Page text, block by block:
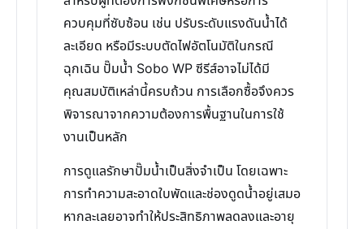
ควบคุมที่ซับซ้อน เช่น ปรับระดับแรงดันน้ำได้
ละเอียด หรือมีระบบตัดไฟอัตโนมัติในกรณี
ฉุกเฉิน ปั๊มน้ำ Sobo WP ซีรีส์อาจไม่ได้มี
คุณสมบัติเหล่านี้ครบถ้วน การเลือกซื้อจึงควร
พิจารณาจากความต้องการพื้นฐานในการใช้
งานเป็นหลัก
การดูแลรักษาปั๊มน้ำเป็นสิ่งจำเป็น โดยเฉพาะ
การทำความสะอาดใบพัดและช่องดูดน้ำอยู่เสมอ
หากละเลยอาจทำให้ประสิทธิภาพลดลงและอายุ